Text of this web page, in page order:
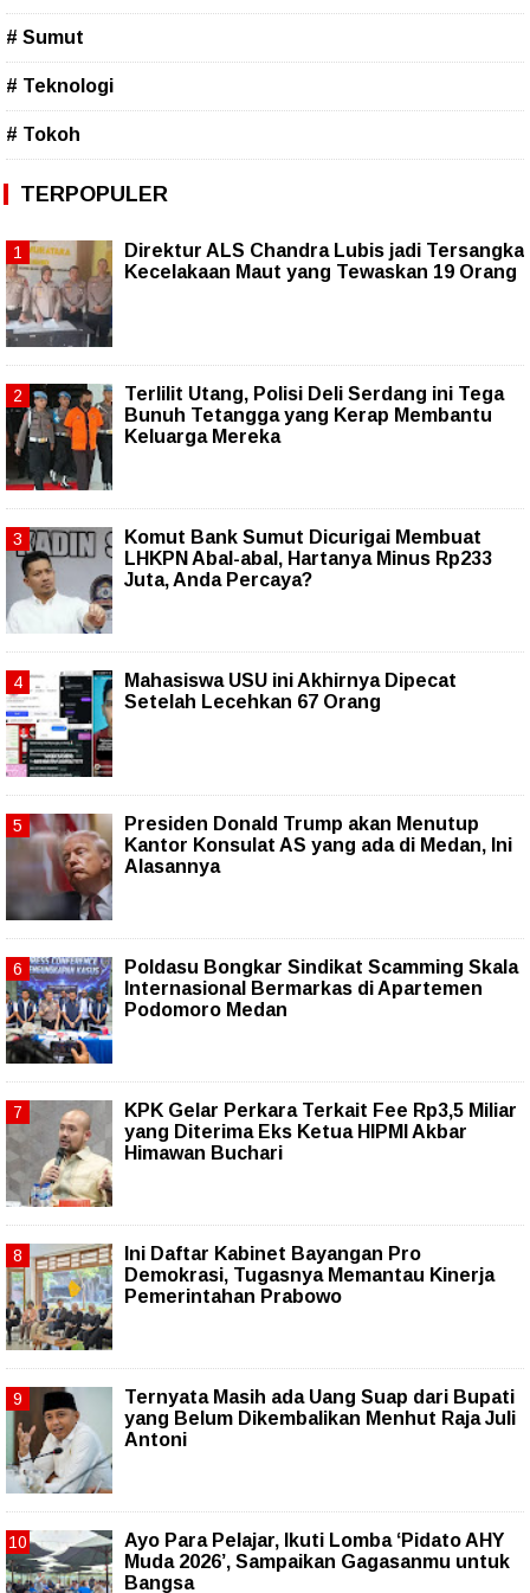
# Sumut
# Teknologi
# Tokoh
TERPOPULER
Direktur ALS Chandra Lubis jadi Tersangka
Kecelakaan Maut yang Tewaskan 19 Orang
Terlilit Utang, Polisi Deli Serdang ini Tega
Bunuh Tetangga yang Kerap Membantu
Keluarga Mereka
Komut Bank Sumut Dicurigai Membuat
LHKPN Abal-abal, Hartanya Minus Rp233
Juta, Anda Percaya?
Mahasiswa USU ini Akhirnya Dipecat
Setelah Lecehkan 67 Orang
Presiden Donald Trump akan Menutup
Kantor Konsulat AS yang ada di Medan, Ini
Alasannya
Poldasu Bongkar Sindikat Scamming Skala
Internasional Bermarkas di Apartemen
Podomoro Medan
KPK Gelar Perkara Terkait Fee Rp3,5 Miliar
yang Diterima Eks Ketua HIPMI Akbar
Himawan Buchari
Ini Daftar Kabinet Bayangan Pro
Demokrasi, Tugasnya Memantau Kinerja
Pemerintahan Prabowo
Ternyata Masih ada Uang Suap dari Bupati
yang Belum Dikembalikan Menhut Raja Juli
Antoni
Ayo Para Pelajar, Ikuti Lomba ‘Pidato AHY
Muda 2026’, Sampaikan Gagasanmu untuk
Bangsa